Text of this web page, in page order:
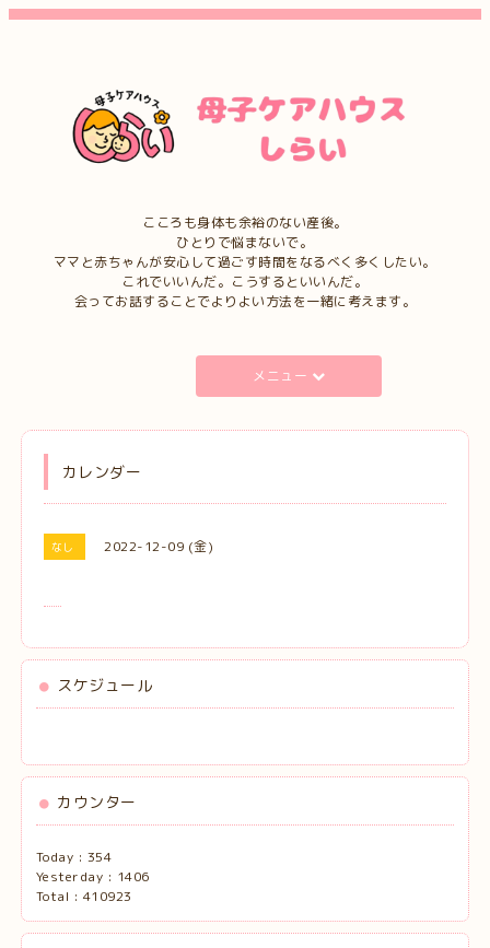
こころも身体も余裕のない産後。
ひとりで悩まないで。
ママと赤ちゃんが安心して過ごす時間をなるべく多くしたい。
これでいいんだ。こうするといいんだ。
会ってお話することでよりよい方法を一緒に考えます。
メニュー
カレンダー
なし 2022-12-09 (金)
スケジュール
カウンター
Today : 354
Yesterday : 1406
Total : 410923